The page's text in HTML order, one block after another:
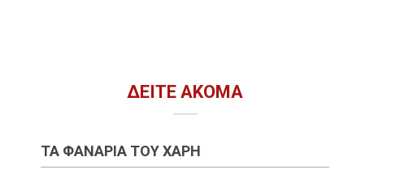
ΔΕΊΤΕ ΑΚΌΜΑ
ΤΑ ΦΑΝΆΡΙΑ ΤΟΥ ΧΆΡΗ